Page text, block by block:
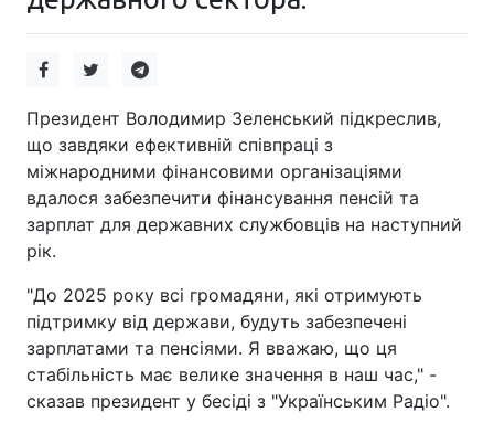
Президент Володимир Зеленський підкреслив,
що завдяки ефективній співпраці з
міжнародними фінансовими організаціями
вдалося забезпечити фінансування пенсій та
зарплат для державних службовців на наступний
рік.
"До 2025 року всі громадяни, які отримують
підтримку від держави, будуть забезпечені
зарплатами та пенсіями. Я вважаю, що ця
стабільність має велике значення в наш час," -
сказав президент у бесіді з "Українським Радіо".